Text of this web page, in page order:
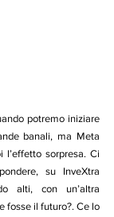
potremo iniziare
banali, ma Meta
sorpresa. Ci
su InveXtra
alti, con un’altra
fosse il futuro?. Ce lo